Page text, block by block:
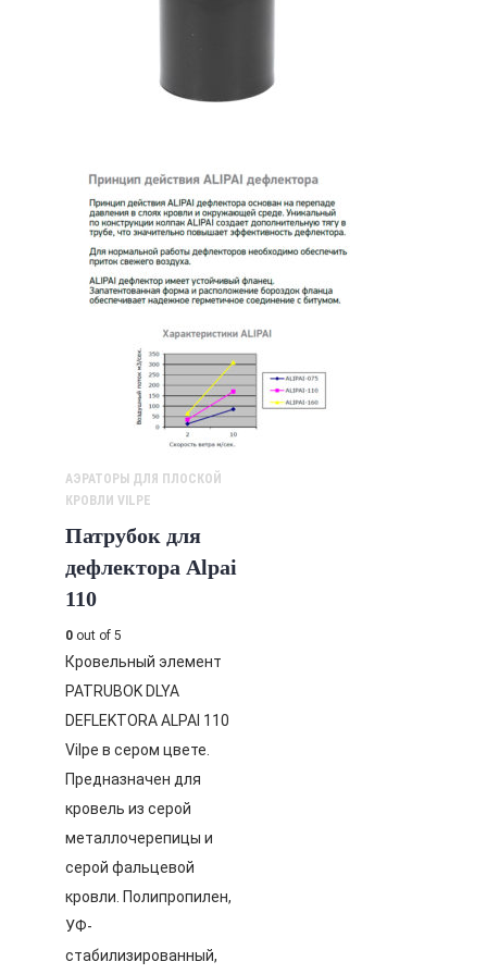
АЭРАТОРЫ ДЛЯ ПЛОСКОЙ
КРОВЛИ VILPE
Патрубок для
дефлектора Alpai
110
0 out of 5
Кровельный элемент
PATRUBOK DLYA
DEFLEKTORA ALPAI 110
Vilpe в сером цвете.
Предназначен для
кровель из серой
металлочерепицы и
серой фальцевой
кровли. Полипропилен,
УФ-
стабилизированный,